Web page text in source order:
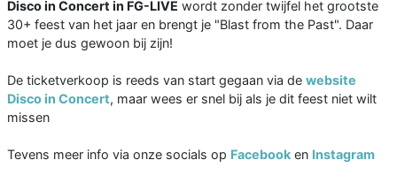
Disco in Concert in FG-LIVE wordt zonder twijfel het grootste
30+ feest van het jaar en brengt je "Blast from the Past". Daar
moet je dus gewoon bij zijn!
De ticketverkoop is reeds van start gegaan via de website
Disco in Concert, maar wees er snel bij als je dit feest niet wilt
missen
Tevens meer info via onze socials op Facebook en Instagram